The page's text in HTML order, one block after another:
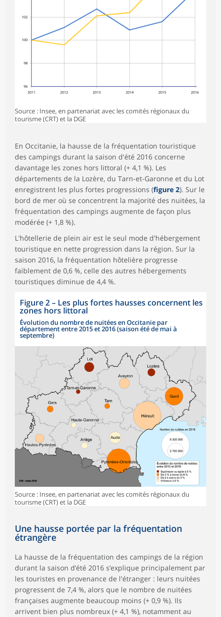
96
98
100
102
2011 2012 2013 2014 2015 2016
Source : Insee, en partenariat avec les comités régionaux du
tourisme (CRT) et la DGE
En Occitanie, la hausse de la fréquentation touristique
des campings durant la saison d'été 2016 concerne
davantage les zones hors littoral (+ 4,1 %). Les
départements de la Lozère, du Tarn-et-Garonne et du Lot
enregistrent les plus fortes progressions (figure 2). Sur le
bord de mer où se concentrent la majorité des nuitées, la
fréquentation des campings augmente de façon plus
modérée (+ 1,8 %).
L'hôtellerie de plein air est le seul mode d'hébergement
touristique en nette progression dans la région. Sur la
saison 2016, la fréquentation hôtelière progresse
faiblement de 0,6 %, celle des autres hébergements
touristiques diminue de 4,4 %.
Figure 2– Les plus fortes hausses concernent les
zones hors littoral
Évolution du nombre de nuitées en Occitanie par
département entre 2015 et 2016 (saison été de mai à
septembre)
Source : Insee, en partenariat avec les comités régionaux du
tourisme (CRT) et la DGE
Une hausse portée par la fréquentation
étrangère
La hausse de la fréquentation des campings de la région
durant la saison d’été 2016 s’explique principalement par
les touristes en provenance de l'étranger : leurs nuitées
progressent de 7,4 %, alors que le nombre de nuitées
françaises augmente beaucoup moins (+ 0,9 %). Ils
arrivent bien plus nombreux (+ 4,1 %), notamment au